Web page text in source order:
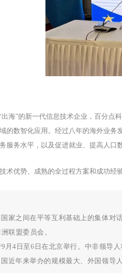
出海”的新一代信息技术企业，百分
的数智化应用。经过八年的海外业
服务水平，以及促进就业、提高人口
术优势、成熟的全过程方案和成功经
家之间在平等互利基础上的集体对
联盟委员会。
月4日至6日在北京举行。中非领导
近年来举办的规模最大、外国领导